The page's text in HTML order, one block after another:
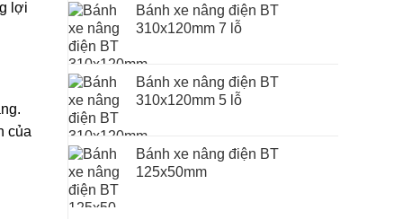
Bánh xe nâng điện BT
310x120mm 7 lỗ
Bánh xe nâng điện BT
310x120mm 5 lỗ
Bánh xe nâng điện BT
125x50mm
lợi
của